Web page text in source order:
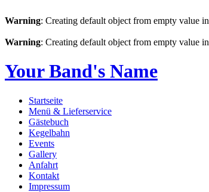
Warning: Creating default object from empty value in
Warning: Creating default object from empty value in
Your Band's Name
Startseite
Menü & Lieferservice
Gästebuch
Kegelbahn
Events
Gallery
Anfahrt
Kontakt
Impressum